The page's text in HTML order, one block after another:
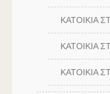
ΚΑΤΟΙΚΙΑ
ΚΑΤΟΙΚΙΑ
ΚΑΤΟΙΚΙΑ